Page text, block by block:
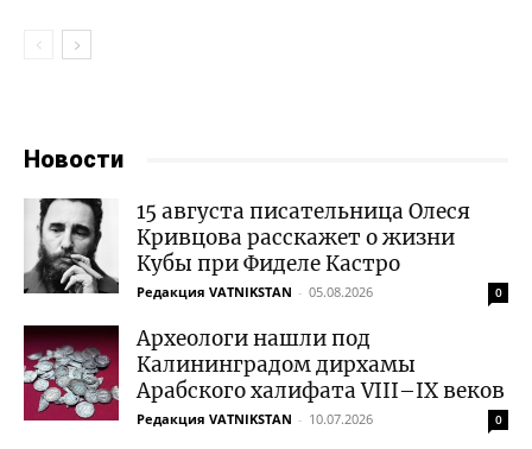
Новости
15 августа писательница Олеся
Кривцова расскажет о жизни
Кубы при Фиделе Кастро
Редакция VATNIKSTAN - 05.08.2026 0
Археологи нашли под
Калининградом дирхамы
Арабского халифата VIII–IX веков
Редакция VATNIKSTAN - 10.07.2026 0